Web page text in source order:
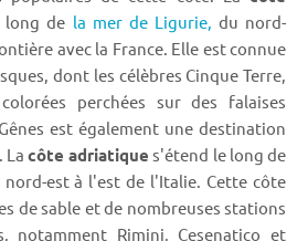
long de la mer de Ligurie, du nord-
avec la France. Elle est connue
dont les célèbres Cinque Terre,
perchées sur des falaises
est également une destination
La côte adriatique s'étend le long de
est à l'est de l'Italie. Cette côte
de sable et de nombreuses stations
notamment Rimini, Cesenatico et